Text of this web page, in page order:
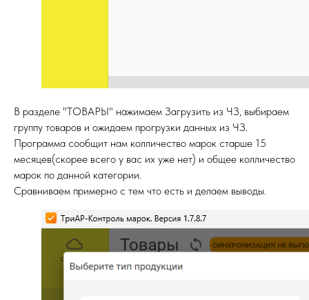
В разделе "ТОВАРЫ" нажимаем Загрузить из ЧЗ, выбираем
группу товаров и ожидаем прогрузки данных из ЧЗ.
Программа сообщит нам колличество марок старше 15
месяцев(скорее всего у вас их уже нет) и общее колличество
марок по данной категории.
Сравниваем примерно с тем что есть и делаем выводы.